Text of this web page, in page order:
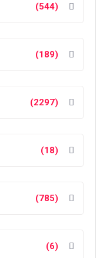
(544)
(189)
(2297)
(18)
(785)
(6)